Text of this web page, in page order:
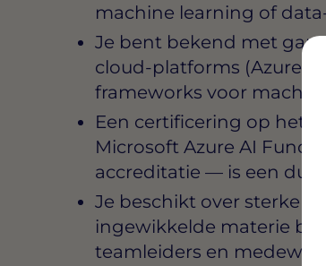
machine learning of
Je bent bekend met
cloud-platforms (Azure,
frameworks voor
Een certificering op het
Microsoft Azure AI
accreditatie — is een
Je beschikt over sterke
ingewikkelde materie
teamleiders en